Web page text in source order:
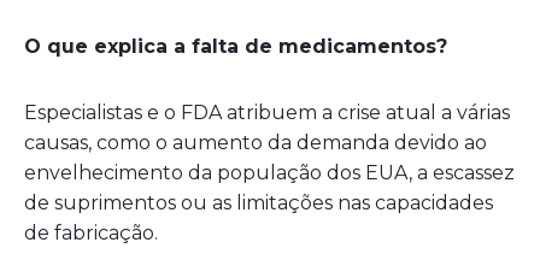
O que explica a falta de medicamentos?
Especialistas e o FDA atribuem a crise atual a várias
causas, como o aumento da demanda devido ao
envelhecimento da população dos EUA, a escassez
de suprimentos ou as limitações nas capacidades
de fabricação.